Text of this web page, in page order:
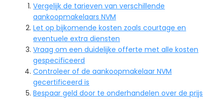
Vergelijk de tarieven van verschillende
aankoopmakelaars NVM
Let op bijkomende kosten zoals courtage en
eventuele extra diensten
Vraag om een duidelijke offerte met alle kosten
gespecificeerd
Controleer of de aankoopmakelaar NVM
gecertificeerd is
Bespaar geld door te onderhandelen over de prijs